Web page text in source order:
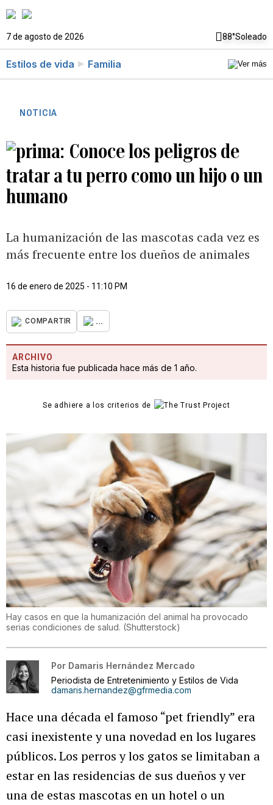
7 de agosto de 2026 88°Soleado
Estilos de vida Familia
NOTICIA
Conoce los peligros de
tratar a tu perro como un hijo o un
humano
La humanización de las mascotas cada vez es
más frecuente entre los dueños de animales
16 de enero de 2025 - 11:10 PM
COMPARTIR ...
ARCHIVO
Esta historia fue publicada hace más de 1 año.
Se adhiere a los criterios de
Hay casos en que la humanización del animal ha provocado
serias condiciones de salud. (Shutterstock)
Por Damaris Hernández Mercado
Periodista de Entretenimiento y Estilos de Vida
damaris.hernandez@gfrmedia.com
Hace una década el famoso “pet friendly” era
casi inexistente y una novedad en los lugares
públicos. Los perros y los gatos se limitaban a
estar en las residencias de sus dueños y ver
una de estas mascotas en un hotel o un